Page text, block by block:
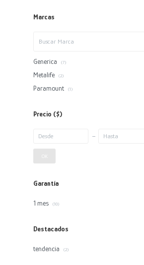
Marcas
Generica (7)
Metalife (2)
Paramount (1)
Precio ($)
Garantía
1 mes (10)
Destacados
tendencia (2)